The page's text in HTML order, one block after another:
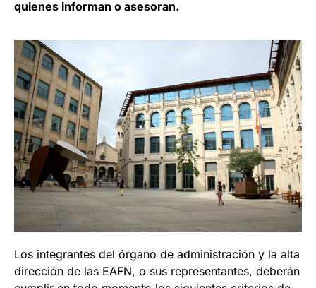
quienes informan o asesoran.
Los integrantes del órgano de administración y la alta
dirección de las EAFN, o sus representantes, deberán